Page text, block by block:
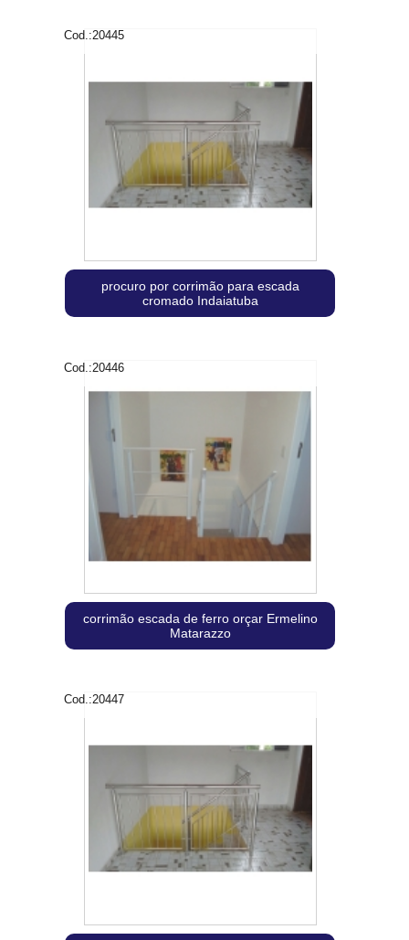
Cod.:20445
procuro por corrimão para escada
cromado Indaiatuba
Cod.:20446
corrimão escada de ferro orçar Ermelino
Matarazzo
Cod.:20447